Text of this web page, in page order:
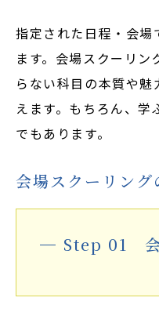
指定された日程・会場
ます。会場スクーリ
らない科目の本質や
えます。もちろん、
でもあります。
会場スクーリング
Step 01 会